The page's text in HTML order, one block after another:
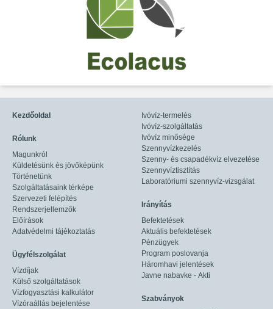
Kezdőoldal
Rólunk
Magunkról
Küldetésünk és jövőképünk
Történetünk
Szolgáltatásaink térképe
Szervezeti felépítés
Rendszerjellemzők
Előírások
Adatvédelmi tájékoztatás
Ügyfélszolgálat
Vízdíjak
Külső szolgáltatások
Vízfogyasztási kalkulátor
Vízóraállás bejelentése
Ivóvíz-termelés
Ivóvíz-szolgáltatás
Ivóvíz minősége
Szennyvízkezelés
Szenny- és csapadékvíz elvezetése
Szennyvíztisztítás
Laboratóriumi szennyvíz-vizsgálat
Irányítás
Befektetések
Aktuális befektetések
Pénzügyek
Program poslovanja
Háromhavi jelentések
Javne nabavke - Akti
Szabványok